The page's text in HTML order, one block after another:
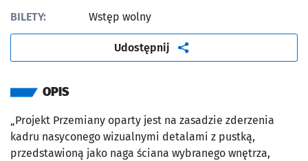
BILETY:
Wstęp wolny
Udostępnij artykuł
OPIS
„Projekt Przemiany oparty jest na zasadzie zderzenia
kadru nasyconego wizualnymi detalami z pustką,
przedstawioną jako naga ściana wybranego wnętrza,